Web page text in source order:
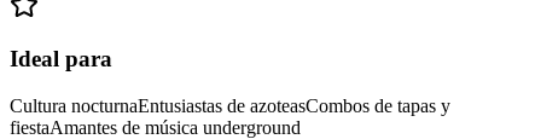
Ideal para
Cultura nocturnaEntusiastas de azoteasCombos de tapas y
fiestaAmantes de música underground